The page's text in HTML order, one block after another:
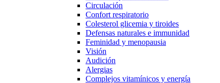
Circulación
Confort respiratorio
Colesterol glicemia y tiroides
Defensas naturales e immunidad
Feminidad y menopausia
Visión
Audición
Alergias
Complejos vitamínicos y energía